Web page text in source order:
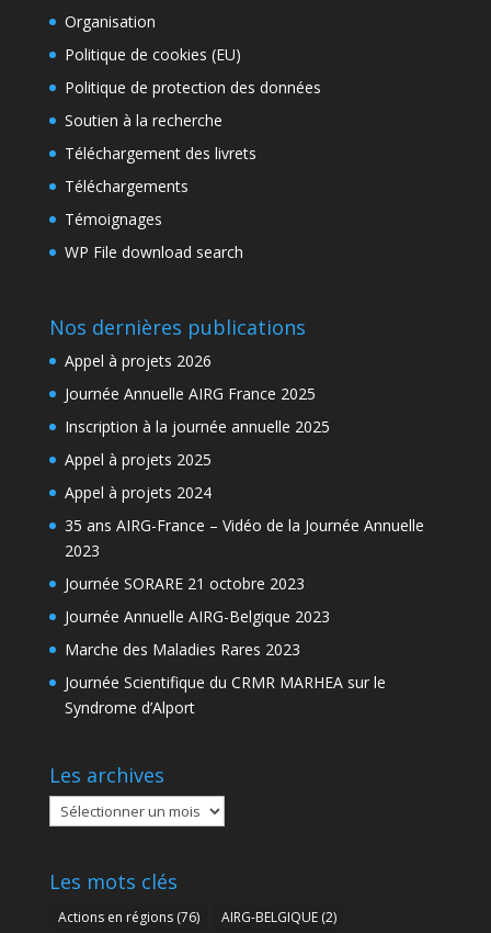
Organisation
Politique de cookies (EU)
Politique de protection des données
Soutien à la recherche
Téléchargement des livrets
Téléchargements
Témoignages
WP File download search
Nos dernières publications
Appel à projets 2026
Journée Annuelle AIRG France 2025
Inscription à la journée annuelle 2025
Appel à projets 2025
Appel à projets 2024
35 ans AIRG-France – Vidéo de la Journée Annuelle
2023
Journée SORARE 21 octobre 2023
Journée Annuelle AIRG-Belgique 2023
Marche des Maladies Rares 2023
Journée Scientifique du CRMR MARHEA sur le
Syndrome d’Alport
Les archives
Les
archives
Les mots clés
Actions en régions(76) AIRG-BELGIQUE(2)